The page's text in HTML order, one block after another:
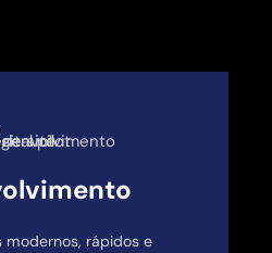
modernos, rápidos e